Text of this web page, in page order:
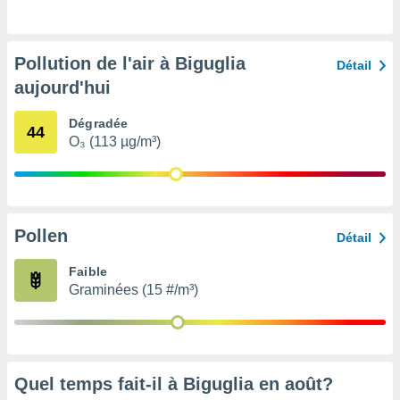
ou
de la
des
notre
Pollution de l'air à Biguglia
aujourd'hui
Détail
44 Dégradée
O₃ (113 µg/m³)
Pollen Détail
Faible
Graminées (15 #/m³)
Quel temps fait-il à Biguglia en août?